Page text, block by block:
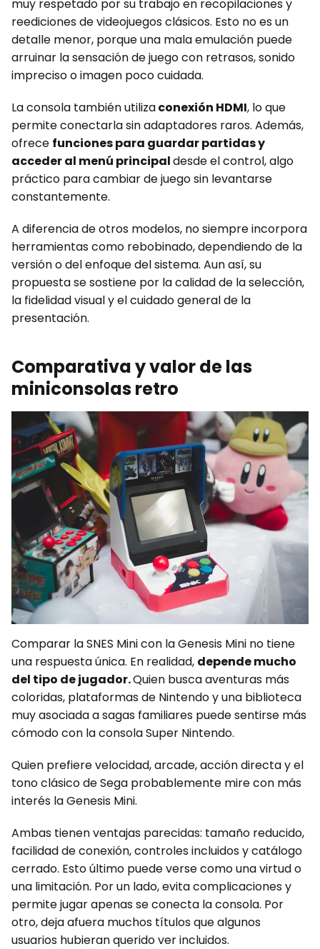
muy respetado por su trabajo en recopilaciones y
reediciones de videojuegos clásicos. Esto no es un
detalle menor, porque una mala emulación puede
arruinar la sensación de juego con retrasos, sonido
impreciso o imagen poco cuidada.
La consola también utilizaconexión HDMI, lo que
permite conectarla sin adaptadores raros. Además,
ofrece funciones para guardar partidas y
acceder al menú principaldesde el control, algo
práctico para cambiar de juego sin levantarse
constantemente.
A diferencia de otros modelos, no siempre incorpora
herramientas como rebobinado, dependiendo de la
versión o del enfoque del sistema. Aun así, su
propuesta se sostiene por la calidad de la selección,
la fidelidad visual y el cuidado general de la
presentación.
Comparativa y valor de las
miniconsolas retro
Comparar la SNES Mini con la Genesis Mini no tiene
una respuesta única. En realidad, depende mucho
del tipo de jugador.Quien busca aventuras más
coloridas, plataformas de Nintendo y una biblioteca
muy asociada a sagas familiares puede sentirse más
cómodo con la consola Super Nintendo.
Quien prefiere velocidad, arcade, acción directa y el
tono clásico de Sega probablemente mire con más
interés la Genesis Mini.
Ambas tienen ventajas parecidas: tamaño reducido,
facilidad de conexión, controles incluidos y catálogo
cerrado. Esto último puede verse como una virtud o
una limitación. Por un lado, evita complicaciones y
permite jugar apenas se conecta la consola. Por
otro, deja afuera muchos títulos que algunos
usuarios hubieran querido ver incluidos.